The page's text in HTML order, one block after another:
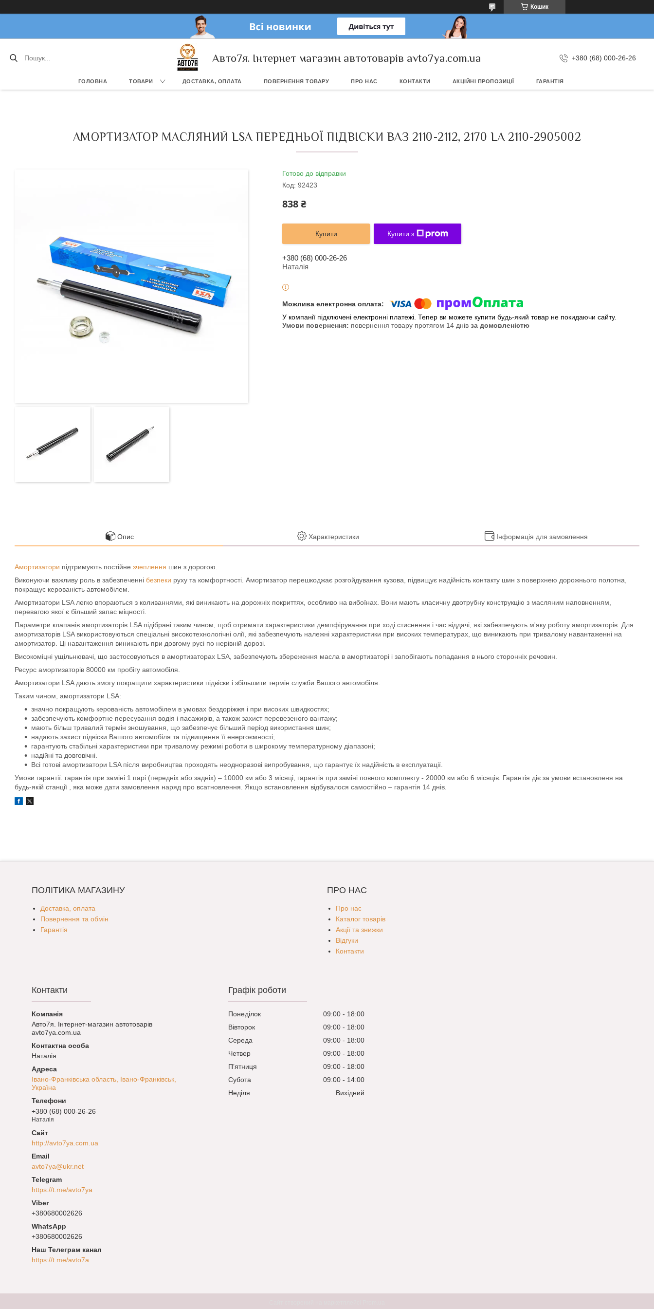
Кошик
Авто7я. Інтернет магазин автотоварів avto7ya.com.ua +380 (68) 000-26-26
ГОЛОВНА ТОВАРИ ДОСТАВКА, ОПЛАТА ПОВЕРНЕННЯ ТОВАРУ ПРО НАС КОНТАКТИ АКЦІЙНІ ПРОПОЗИЦІЇ ГАРАНТІЯ
АМОРТИЗАТОР МАСЛЯНИЙ LSA ПЕРЕДНЬОЇ ПІДВІСКИ ВАЗ 2110-2112, 2170 LA 2110-2905002
Готово до відправки
Код: 92423
838 ₴
Купити Купити з
+380 (68) 000-26-26
Наталія
У компанії підключені електронні платежі. Тепер ви можете купити будь-який товар не покидаючи сайту.
повернення товару протягом 14 днів за домовленістю
Опис Характеристики Інформація для замовлення
Амортизатори підтримують постійне зчеплення шин з дорогою.
Виконуючи важливу роль в забезпеченні безпеки руху та комфортності. Амортизатор перешкоджає розгойдування кузова, підвищує надійність контакту шин з поверхнею дорожнього полотна,
покращує керованість автомобілем.
Амортизатори LSA легко впораються з коливаннями, які виникають на дорожніх покриттях, особливо на вибоїнах. Вони мають класичну двотрубну конструкцію з масляним наповненням,
перевагою якої є більший запас міцності.
Параметри клапанів амортизаторів LSA підібрані таким чином, щоб отримати характеристики демпфірування при ході стиснення і час віддачі, які забезпечують м'яку роботу амортизаторів. Для
амортизаторів LSA використовуються спеціальні високотехнологічні олії, які забезпечують належні характеристики при високих температурах, що виникають при тривалому навантаженні на
амортизатор. Ці навантаження виникають при довгому русі по нерівній дорозі.
Високоміцні ущільнювачі, що застосовуються в амортизаторах LSA, забезпечують збереження масла в амортизаторі і запобігають попадання в нього сторонніх речовин.
Ресурс амортизаторів 80000 км пробігу автомобіля.
Амортизатори LSA дають змогу покращити характеристики підвіски і збільшити термін служби Вашого автомобіля.
Таким чином, амортизатори LSA:
значно покращують керованість автомобілем в умовах бездоріжжя і при високих швидкостях;
забезпечують комфортне пересування водія і пасажирів, а також захист перевезеного вантажу;
мають більш тривалий термін зношування, що забезпечує більший період використання шин;
надають захист підвіски Вашого автомобіля та підвищення її енергоємності;
гарантують стабільні характеристики при тривалому режимі роботи в широкому температурному діапазоні;
надійні та довговічні.
Всі готові амортизатори LSA після виробництва проходять неодноразові випробування, що гарантує їх надійність в експлуатації.
Умови гарантії: гарантія при заміні 1 парі (передніх або задніх) – 10000 км або 3 місяці, гарантія при заміні повного комплекту - 20000 км або 6 місяців. Гарантія діє за умови встановленя на
будь-якій станції , яка може дати замовлення наряд про всатновлення. Якщо встановлення відбувалося самостійно – гарантія 14 днів.
ПОЛІТИКА МАГАЗИНУ
Доставка, оплата
Повернення та обмін
Гарантія
ПРО НАС
Про нас
Каталог товарів
Акції та знижки
Відгуки
Контакти
Контакти
Авто7я. Інтернет-магазин автотоварів
avto7ya.com.ua
Наталія
Івано-Франківська область, Івано-Франківськ,
Україна
+380 (68) 000-26-26
Наталія
http://avto7ya.com.ua
avto7ya@ukr.net
https://t.me/avto7ya
+380680002626
+380680002626
Наш Телеграм канал
https://t.me/avto7a
Графік роботи
Понеділок 09:00
18:00
Вівторок
09:00
18:00
Середа
09:00
18:00
Четвер
09:00
18:00
Пʼятниця
09:00
18:00
Субота
09:00
14:00
Неділя
Вихідний